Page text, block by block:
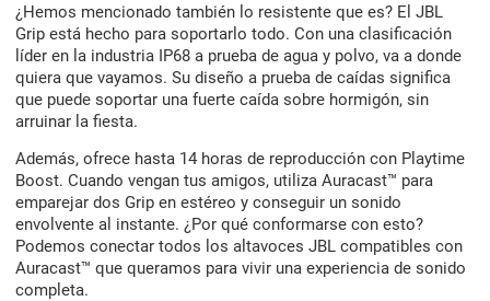
¿Hemos mencionado también lo resistente que es? El JBL
Grip está hecho para soportarlo todo. Con una clasificación
líder en la industria IP68 a prueba de agua y polvo, va a donde
quiera que vayamos. Su diseño a prueba de caídas significa
que puede soportar una fuerte caída sobre hormigón, sin
arruinar la fiesta.
Además, ofrece hasta 14 horas de reproducción con Playtime
Boost. Cuando vengan tus amigos, utiliza Auracast™ para
emparejar dos Grip en estéreo y conseguir un sonido
envolvente al instante. ¿Por qué conformarse con esto?
Podemos conectar todos los altavoces JBL compatibles con
Auracast™ que queramos para vivir una experiencia de sonido
completa.